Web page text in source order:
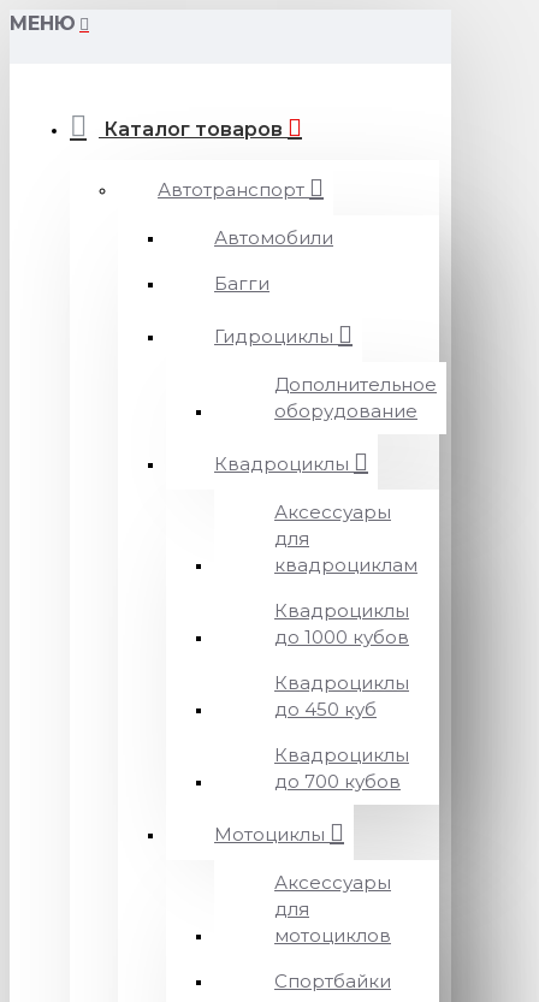
МЕНЮ
Каталог товаров
Автотранспорт
Автомобили
Багги
Гидроциклы
Дополнительное
оборудование
Квадроциклы
Аксессуары
для
квадроциклам
Квадроциклы
до 1000 кубов
Квадроциклы
до 450 куб
Квадроциклы
до 700 кубов
Мотоциклы
Аксессуары
для
мотоциклов
Спортбайки